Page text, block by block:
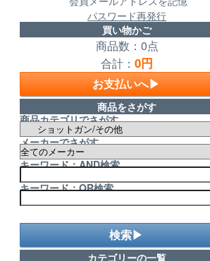
パスワード再発行
買い物かご
商品数：0点
合計： 0円
お支払いへ▶
商品をさがす
商品カテゴリでさがす
メーカーでさがす
キーワード：AND検索
キーワード：OR検索
検索▶
カテゴリーの一覧